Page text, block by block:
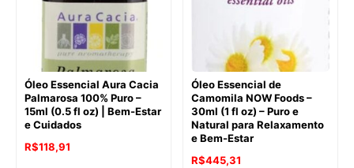
Óleo Essencial Aura Cacia
Palmarosa 100% Puro –
15ml (0.5 fl oz) | Bem-Estar
e Cuidados
O
R$118,91
Óleo Essencial de
Camomila NOW Foods –
30ml (1 fl oz) – Puro e
Natural para Relaxamento
e Bem-Estar
O
R$445,31